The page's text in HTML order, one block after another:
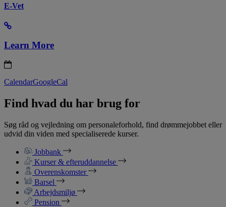
E-Vet
Learn More
CalendarGoogleCal
Find hvad du har brug for
Søg råd og vejledning om personaleforhold, find drømmejobbet eller
udvid din viden med specialiserede kurser.
Jobbank
Kurser & efteruddannelse
Overenskomster
Barsel
Arbejdsmiljø
Pension